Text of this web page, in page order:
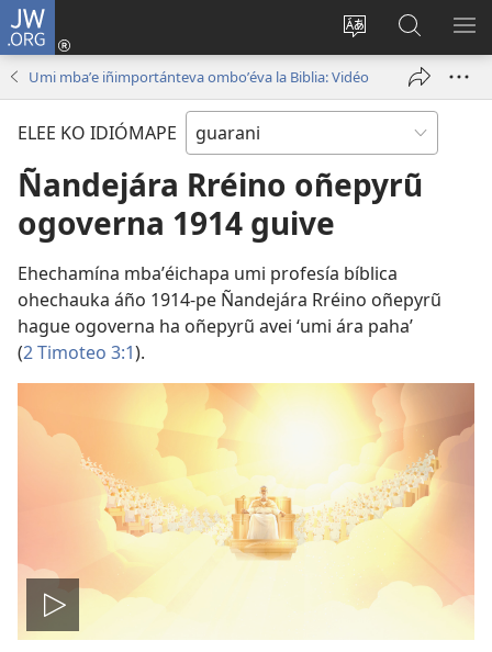
JW.ORG
Ekambia
ótro
idiómape
Emoñepyrũ
ne
sesión
una
ventana)
Eheka
JW.ORG
Umi mbaʼe iñimportánteva omboʼéva la Biblia: Vidéo
ELEE KO IDIÓMAPE
Ñandejára Rréino oñepyrũ
ogoverna 1914 guive
Ehechamína mbaʼéichapa umi profesía bíblica
ohechauka áño 1914-pe Ñandejára Rréino oñepyrũ
hague ogoverna ha oñepyrũ avei ‘umi ára paha’
(2 Timoteo 3:1).
Ehecha